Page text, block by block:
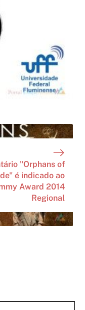
"Orphans of
é indicado ao
Award 2014
Regional